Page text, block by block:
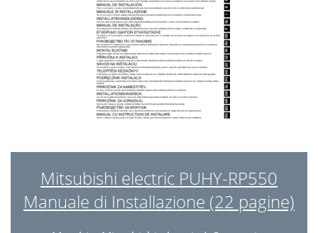
Mitsubishi electric PUHY-RP550
Manuale di Installazione (22 pagine)